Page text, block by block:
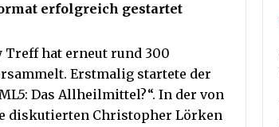
erfolgreich gestartet
Treff hat erneut rund 300
Erstmalig startete der
Das Allheilmittel?“. In der von
diskutierten Christopher Lörken